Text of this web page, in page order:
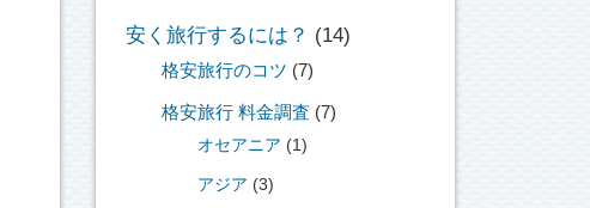
安く旅行するには？ (14)
格安旅行のコツ (7)
格安旅行 料金調査 (7)
オセアニア (1)
アジア (3)